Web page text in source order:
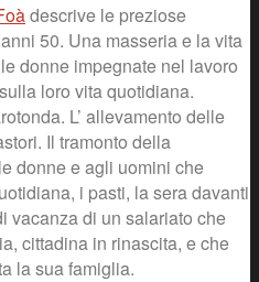
descrive le preziose
50. Una masseria e la vita
donne impegnate nel lavoro
loro vita quotidiana.
L’ allevamento delle
Il tramonto della
donne e agli uomini che
i pasti, la sera davanti
vacanza di un salariato che
cittadina in rinascita, e che
la sua famiglia.